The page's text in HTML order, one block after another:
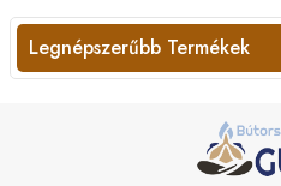
Legnépszerűbb Termékek